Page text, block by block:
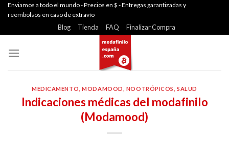
SkipEnviamos a todo el mundo - Precios en $ - Entregas garantizadas y
reembolsos en caso de extravío
Blog Tienda FAQ Finalizar Compra
MEDICAMENTO ,MODAMOOD NOOTRÓPICOS ,SALUD
Indicaciones médicas del modafinilo
(Modamood)